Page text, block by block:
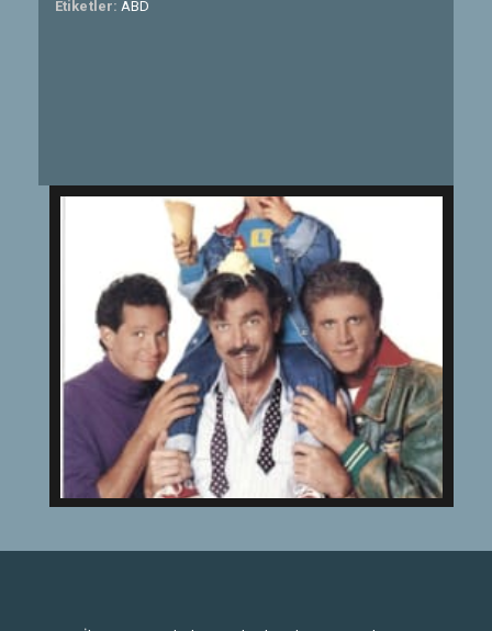
Etiketler:ABD